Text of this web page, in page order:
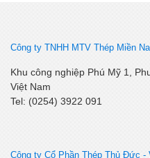
Công ty TNHH MTV Thép Miền
Khu công nghiệp Phú Mỹ 1,
Việt Nam
Tel: (0254) 3922 091
Công ty Cổ Phần Thép Thủ Đức -